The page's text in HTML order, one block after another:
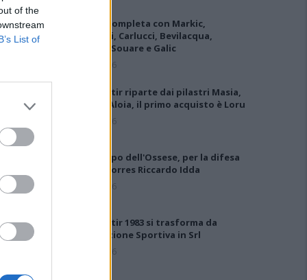
of the
List of
L'Ilva si completa con Markic,
Contucci, Carlucci, Bevilacqua,
Solinas, Souare e Galic
7 Ago 2026
Il Monastir riparte dai pilastri Masia,
Pinna e Aloia, il primo acquisto è Loru
7 Ago 2026
Gran colpo dell'Ossese, per la difesa
c'è l'ex Torres Riccardo Idda
7 Ago 2026
Il Monastir 1983 si trasforma da
Associazione Sportiva in Srl
7 Ago 2026